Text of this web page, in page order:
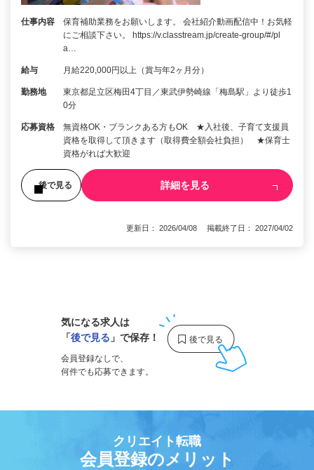
仕事内容
保育補助業務をお願いします。 会社紹介動画配信中！お気軽
にご相談下さい。 https://v.classtream.jp/create-group/#/pl
a…
給与 月給220,000円以上（賞与年2ヶ月分）
勤務地
東京都足立区梅田4丁目／東武伊勢崎線「梅島駅」より徒歩1
0分
応募資格
無資格OK・ブランクある方もOK ★入社後、子育て支援員
資格を取得して頂きます（取得費全額会社負担） ★保育士
資格がれば大歓迎
後で見る 詳細を見る
更新日： 2026/04/08 掲載終了日： 2027/04/02
気になる求人は
「後で見る 」で保存！
会員登録なしで、
何件でも応募できます。
クリエイト転職
会員登録のメリット